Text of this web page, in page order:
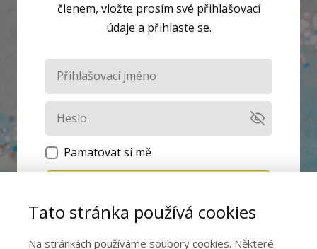
členem, vložte prosím své přihlašovací
údaje a přihlaste se.
Pamatovat si mě
Tato stránka používá cookies
Na stránkách používáme soubory cookies. Některé